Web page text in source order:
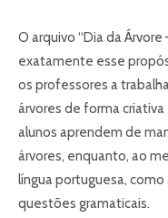
O arquivo “Dia da
exatamente esse
os professores a
árvores de forma
alunos aprendem de
árvores, enquanto, ao
língua portuguesa,
questões gramaticais.